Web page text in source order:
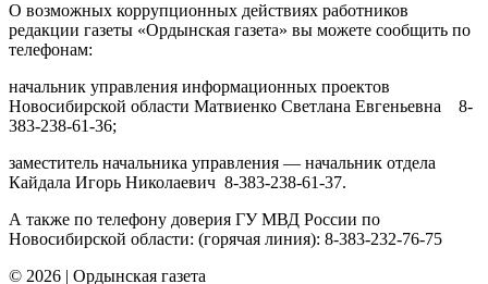
О возможных коррупционных действиях работников
редакции газеты «Ордынская газета» вы можете сообщить по
телефонам:
начальник управления информационных проектов
Новосибирской области Матвиенко Светлана Евгеньевна 8-
383-238-61-36;
заместитель начальника управления — начальник отдела
Кайдала Игорь Николаевич 8-383-238-61-37.
А также по телефону доверия ГУ МВД России по
Новосибирской области: (горячая линия): 8-383-232-76-75
© 2026 | Ордынская газета